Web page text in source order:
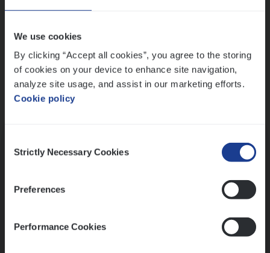
We use cookies
By clicking “Accept all cookies”, you agree to the storing
of cookies on your device to enhance site navigation,
analyze site usage, and assist in our marketing efforts.
Cookie policy
Selection
Strictly Necessary Cookies
Preferences
Performance Cookies